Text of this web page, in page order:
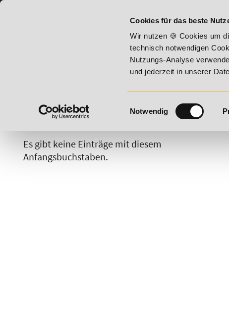
Cookies für das beste
Wir nutzen 🍪 Cookies um
technisch notwendigen
Nutzungs-Analyse
und jederzeit in unserer
Einwilligungsauswahl
Notwendig
20% Rabatt bis 17. August
B C G H
Es gibt keine Einträge mit diesem
Anfangsbuchstaben.